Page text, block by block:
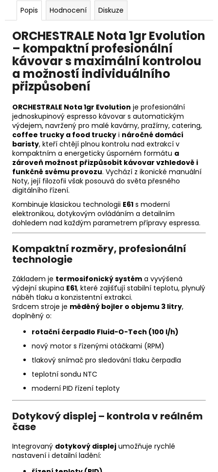
Popis Hodnocení Diskuze
ORCHESTRALE Nota 1gr Evolution
– kompaktní profesionální
kávovar s maximální kontrolou
a možností individuálního
přizpůsobení
ORCHESTRALE Nota 1gr Evolution je profesionální
jednoskupinový espresso kávovar s automatickým
výdejem, navržený pro malé kavárny, pražírny, catering,
coffee trucky a food trucky i náročné domácí
baristy, kteří chtějí plnou kontrolu nad extrakcí v
kompaktním a energeticky úsporném formátu a
zároveň možnost přizpůsobit kávovar vzhledově i
funkčně svému provozu. Vychází z ikonické manuální
Noty, její filozofii však posouvá do světa přesného
digitálního řízení.
Kombinuje klasickou technologii E61 s moderní
elektronikou, dotykovým ovládáním a detailním
dohledem nad každým parametrem přípravy espressa.
Kompaktní rozměry, profesionální
technologie
Základem je termosifonický systém a vyvýšená
výdejní skupina E61, které zajišťují stabilní teplotu, plynulý
náběh tlaku a konzistentní extrakci.
Srdcem stroje je měděný bojler o objemu 3 litry,
doplněný o:
rotační čerpadlo Fluid-O-Tech (100 l/h)
nový motor s řízenými otáčkami (RPM)
tlakový snímač pro sledování tlaku čerpadla
teplotní sondu NTC
moderní PID řízení teploty
Dotykový displej – kontrola v reálném
čase
Integrovaný dotykový displej umožňuje rychlé
nastavení i detailní ladění: